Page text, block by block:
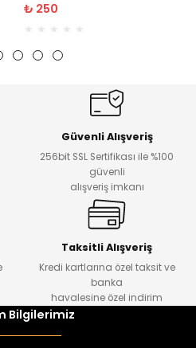
₺ 250
Güvenli Alışveriş
256bit SSL Sertifikası ile %100
güvenli
alışveriş imkanı
Taksitli Alışveriş
Kredi kartlarına özel taksit ve
banka
havalesine özel indirim
Bilgilerimiz